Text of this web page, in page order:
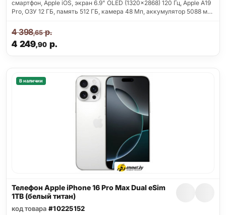
смартфон, Apple iOS, экран 6.9" OLED (1320x2868) 120 Гц, Apple A19
Pro, ОЗУ 12 ГБ, память 512 ГБ, камера 48 Мп, аккумулятор 5088 м…
4 249,90 р.
4 398,65р.
В наличии
Телефон Apple iPhone 16 Pro Max Dual eSim
1TB (белый титан)
код товара #10225152